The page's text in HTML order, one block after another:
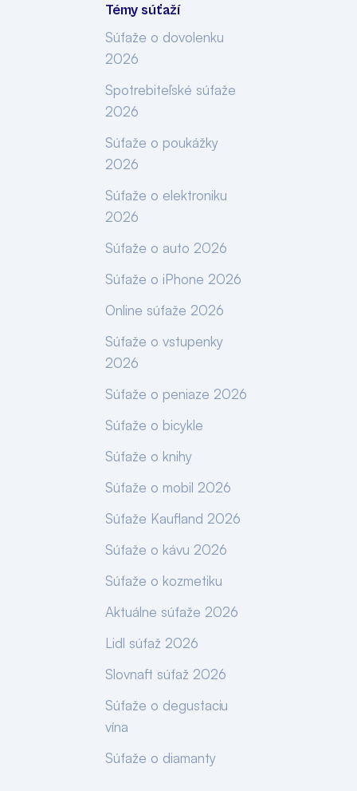
Témy súťaží
Súťaže o dovolenku
2026
Spotrebiteľské súťaže
2026
Súťaže o poukážky
2026
Súťaže o elektroniku
2026
Súťaže o auto 2026
Súťaže o iPhone 2026
Online súťaže 2026
Súťaže o vstupenky
2026
Súťaže o peniaze 2026
Súťaže o bicykle
Súťaže o knihy
Súťaže o mobil 2026
Súťaže Kaufland 2026
Súťaže o kávu 2026
Súťaže o kozmetiku
Aktuálne súťaže 2026
Lidl súťaž 2026
Slovnaft súťaž 2026
Súťaže o degustaciu
vína
Súťaže o diamanty